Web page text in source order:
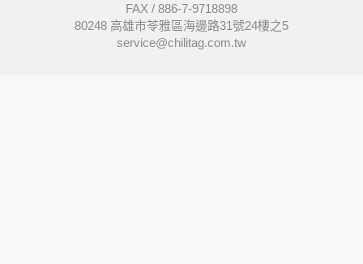
FAX / 886-7-9718898
80248 高雄市苓雅區海邊路31號24樓之5
service@chilitag.com.tw